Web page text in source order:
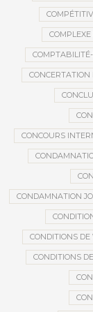
CONCOURS
CONDAMNATION
CONDITIONS DE
CONDITIONS